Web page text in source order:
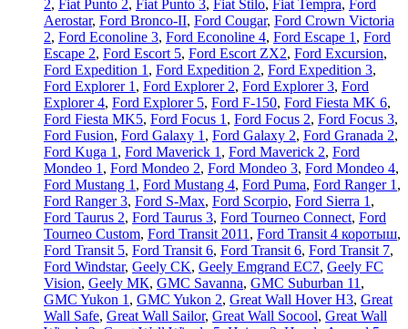
2, Fiat Punto 2, Fiat Punto 3, Fiat Stilo, Fiat Tempra, Ford
Aerostar, Ford Bronco-II, Ford Cougar, Ford Crown Victoria
2, Ford Econoline 3, Ford Econoline 4, Ford Escape 1, Ford
Escape 2, Ford Escort 5, Ford Escort ZX2, Ford Excursion,
Ford Expedition 1, Ford Expedition 2, Ford Expedition 3,
Ford Explorer 1, Ford Explorer 2, Ford Explorer 3, Ford
Explorer 4, Ford Explorer 5, Ford F-150, Ford Fiesta MK 6,
Ford Fiesta MK5, Ford Focus 1, Ford Focus 2, Ford Focus 3,
Ford Fusion, Ford Galaxy 1, Ford Galaxy 2, Ford Granada 2,
Ford Kuga 1, Ford Maverick 1, Ford Maverick 2, Ford
Mondeo 1, Ford Mondeo 2, Ford Mondeo 3, Ford Mondeo 4,
Ford Mustang 1, Ford Mustang 4, Ford Puma, Ford Ranger 1,
Ford Ranger 3, Ford S-Max, Ford Scorpio, Ford Sierra 1,
Ford Taurus 2, Ford Taurus 3, Ford Tourneo Connect, Ford
Tourneo Custom, Ford Transit 2011, Ford Transit 4 коротыш,
Ford Transit 5, Ford Transit 6, Ford Transit 6, Ford Transit 7,
Ford Windstar, Geely CK, Geely Emgrand EC7, Geely FC
Vision, Geely МК, GMC Savanna, GMC Suburban 11,
GMC Yukon 1, GMC Yukon 2, Great Wall Hover H3, Great
Wall Safe, Great Wall Sailor, Great Wall Socool, Great Wall